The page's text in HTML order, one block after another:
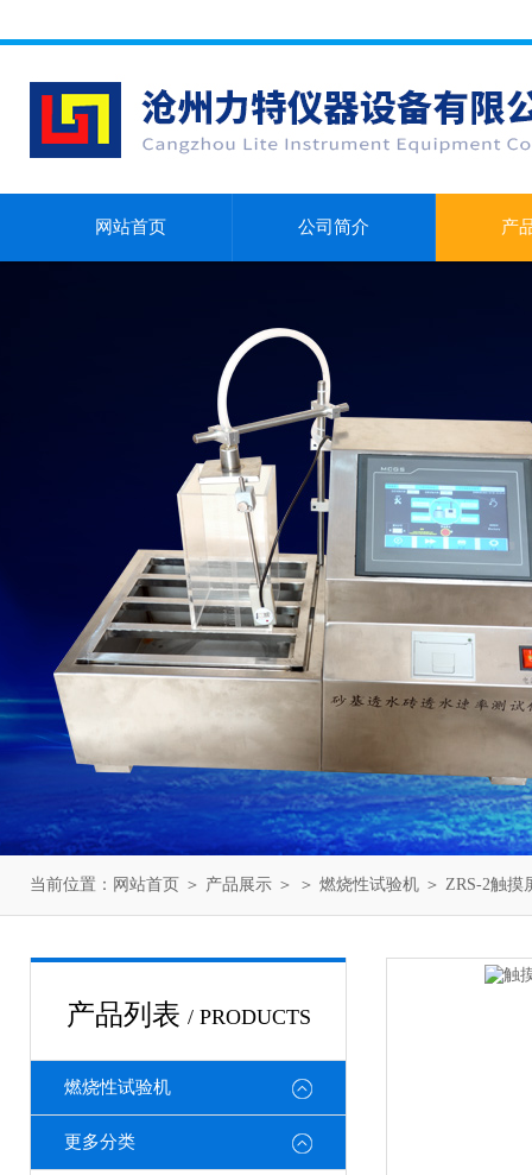
网站首页 公司简介 产
当前位置： 网站首页 ＞ 产品展示 ＞ ＞ 燃烧性试验机 ＞ ZRS-2触
产品列表 / PRODUCTS
燃烧性试验机
更多分类